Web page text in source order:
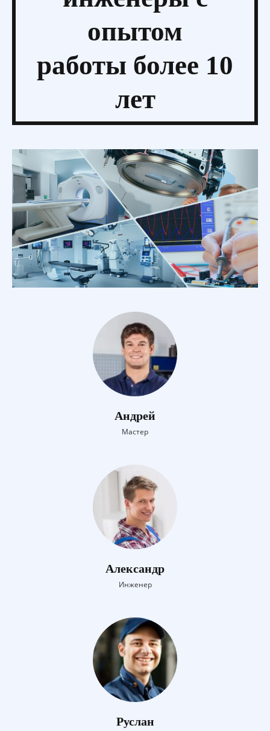
опытом
работы более 10
лет
Андрей
Мастер
Александр
Инженер
Руслан